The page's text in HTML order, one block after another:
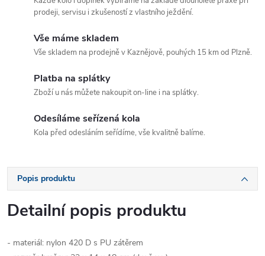
prodeji, servisu i zkušeností z vlastního ježdění.
Vše máme skladem
Vše skladem na prodejně v Kaznějově, pouhých 15 km od Plzně.
Platba na splátky
Zboží u nás můžete nakoupit on-line i na splátky.
Odesíláme seřízená kola
Kola před odesláním seřídíme, vše kvalitně balíme.
Popis produktu
Detailní popis produktu
- materiál: nylon 420 D s PU zátěrem